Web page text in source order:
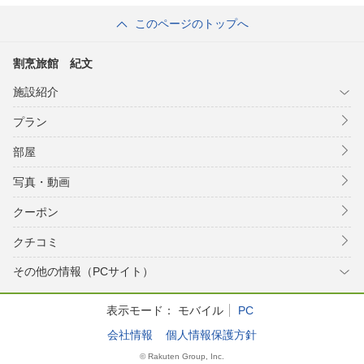
このページのトップへ
割烹旅館 紀文
施設紹介
プラン
部屋
写真・動画
クーポン
クチコミ
その他の情報（PCサイト）
表示モード： モバイル
PC
会社情報
個人情報保護方針
© Rakuten Group, Inc.